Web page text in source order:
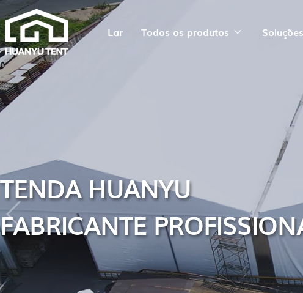
Lar Todos os produtos Soluções
TENDA HUANYU
FABRICANTE